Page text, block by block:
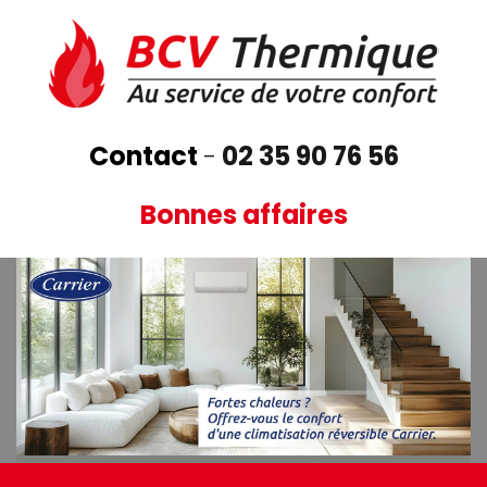
au
contenu
principal
Contact - 02 35 90 76 56
Bonnes affaires